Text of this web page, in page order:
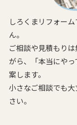
しろくまリフォー
ん。
ご相談や見積もり
がら、
「本当にや
案します。
小さなご相談でも
さい。